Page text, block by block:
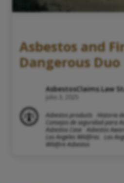
Asbestos and
Dangerous Duo
AsbestosClaims.Law
julio 3, 2025
Asbestos products
Historia
Consejos de seguridad para
Asbestos Case
Asbestos
Los Angeles Wildfires
Los
Wildfire Asbestos